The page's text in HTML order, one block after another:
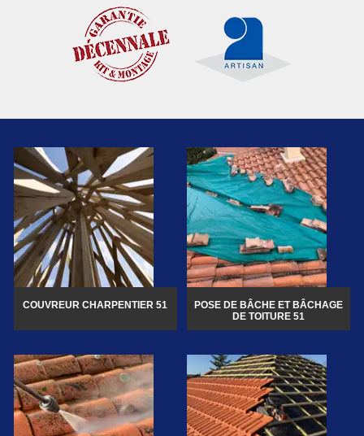
COUVREUR CHARPENTIER 51
POSE DE BÂCHE ET BÂCHAGE
DE TOITURE 51